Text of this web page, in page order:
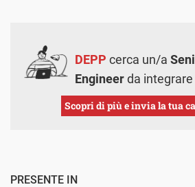
DEPP cerca un/a
Engineerda
Scopri di più e invia la tua
PRESENTE IN